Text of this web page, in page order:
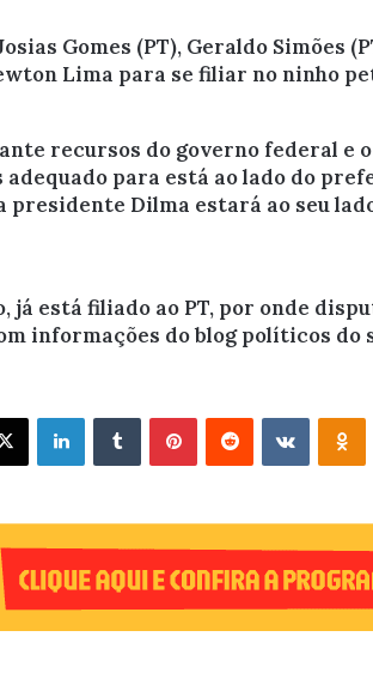
Gomes (PT), Geraldo Simões
Lima para se filiar no ninho
recursos do governo federal e
adequado para está ao lado do
presidente Dilma estará ao seu
já está filiado ao PT, por onde
informações do blog políticos do
X Linkedin VK